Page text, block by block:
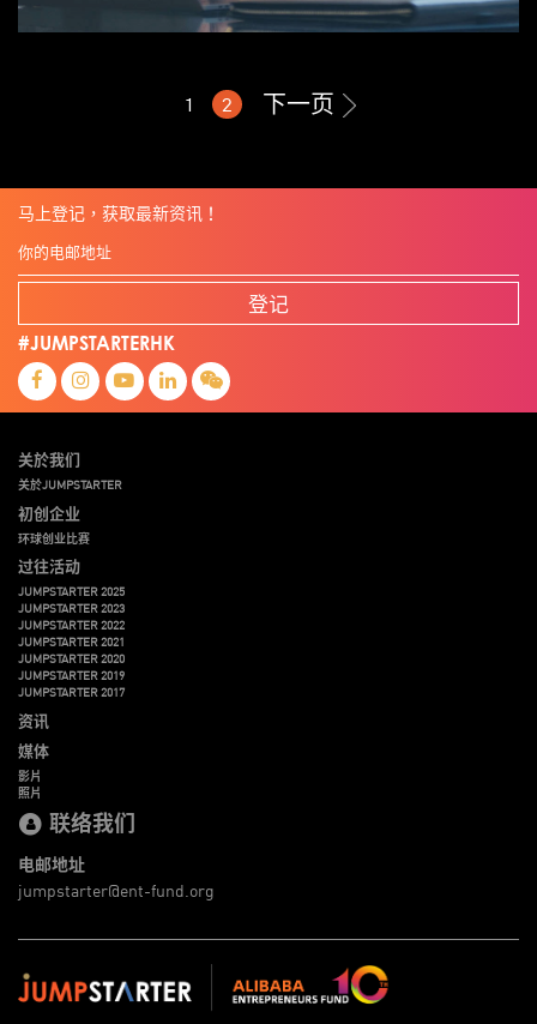
1 2 下一页
马上登记，获取最新资讯！
登记
#JUMPSTARTERHK
关於我们
关於JUMPSTARTER
初创企业
环球创业比赛
过往活动
JUMPSTARTER 2025
JUMPSTARTER 2023
JUMPSTARTER 2022
JUMPSTARTER 2021
JUMPSTARTER 2020
JUMPSTARTER 2019
JUMPSTARTER 2017
资讯
媒体
影片
照片
联络我们
电邮地址
jumpstarter@ent-fund.org